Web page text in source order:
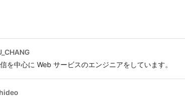
を中心に Web サービスのエンジニアをしています。